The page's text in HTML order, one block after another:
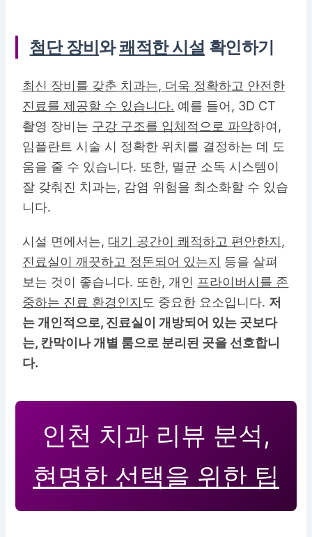
첨단 장비 와쾌적한 시설 확인하기
최신 장비를 갖춘 치과는, 더욱 정확하고 안전한
진료를 제공할 수 있습니다. 예를 들어, 3D CT
촬영 장비는 구강 구조를 입체적으로 파악하여,
임플란트 시술 시 정확한 위치를 결정하는 데 도
움을 줄 수 있습니다. 또한, 멸균 소독 시스템이
잘 갖춰진 치과는, 감염 위험을 최소화할 수 있습
니다.
시설 면에서는, 대기 공간이 쾌적하고 편안한지,
진료실이 깨끗하고 정돈되어 있는지 등을 살펴
보는 것이 좋습니다. 또한, 개인 프라이버시를 존
중하는 진료 환경인지 도 중요한 요소입니다. 저
는 개인적으로, 진료실이 개방되어 있는 곳보다
는, 칸막이나 개별 룸으로 분리된 곳을 선호합니
다.
인천 치과 리뷰 분석,
현명한 선택을 위한 팁